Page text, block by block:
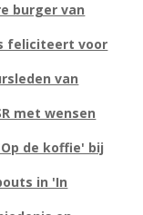
burger van
feliciteert voor
van
met wensen
de koffie' bij
in 'In